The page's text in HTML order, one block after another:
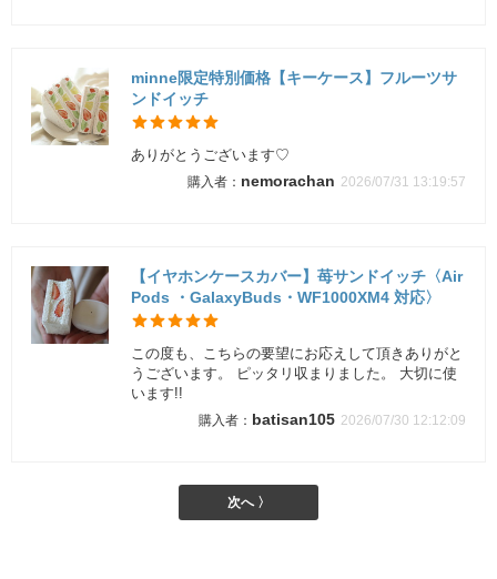
minne限定特別価格【キーケース】フルーツサ
ンドイッチ
ありがとうございます♡
nemorachan 2026/07/31 13:19:57
【イヤホンケースカバー】苺サンドイッチ〈Air
Pods ・GalaxyBuds・WF1000XM4 対応〉
この度も、こちらの要望にお応えして頂きありがと
うございます。 ピッタリ収まりました。 大切に使
います!!
batisan105 2026/07/30 12:12:09
次へ 〉